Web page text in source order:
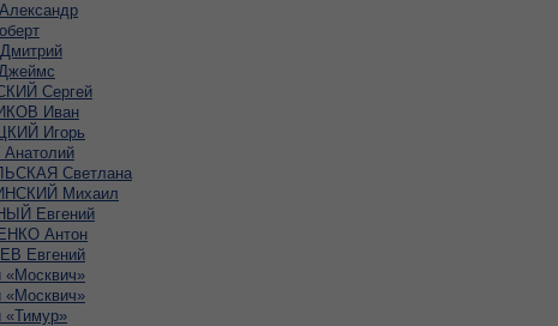
Сергей
Иван
Игорь
Светлана
Михаил
Евгений
Антон
Евгений
«Москвич»
«Москвич»
«Тимур»